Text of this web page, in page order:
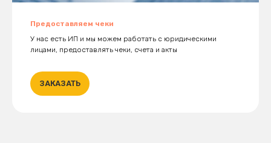
Предоставляем чеки
У нас есть ИП и мы можем работать с юридическими
лицами, предоставлять чеки, счета и акты
ЗАКАЗАТЬ